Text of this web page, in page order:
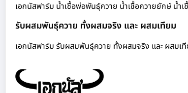
เอกนัสฟาร์ม น้ำเชื้อพ่อพันธุ์ควาย น้ำเชื้อควายยักษ์ น้ำเ
รับผสมพันธุ์ควาย ทั้งผสมจริง และ ผสมเทียม
เอกนัสฟาร์ม รับผสมพันธุ์ควาย ทั้งผสมจริง และ ผสม